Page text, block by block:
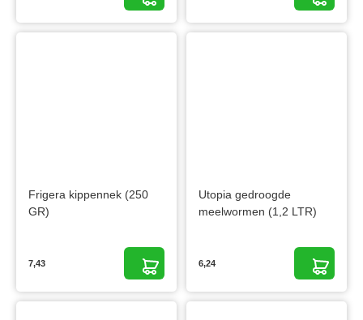
Frigera kippennek (250
GR)
7,43
Utopia gedroogde
meelwormen (1,2 LTR)
6,24